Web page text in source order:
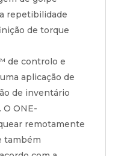
repetibilidade
de torque
de controlo e
aplicação de
de inventário
O ONE-
remotamente
também